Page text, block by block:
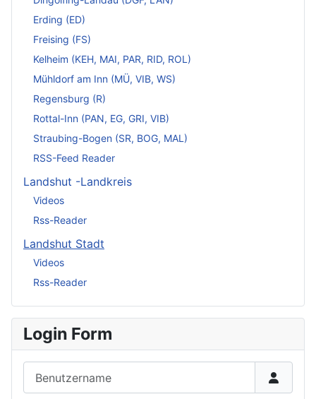
Erding (ED)
Freising (FS)
Kelheim (KEH, MAI, PAR, RID, ROL)
Mühldorf am Inn (MÜ, VIB, WS)
Regensburg (R)
Rottal-Inn (PAN, EG, GRI, VIB)
Straubing-Bogen (SR, BOG, MAL)
RSS-Feed Reader
Landshut -Landkreis
Videos
Rss-Reader
Landshut Stadt
Videos
Rss-Reader
Login Form